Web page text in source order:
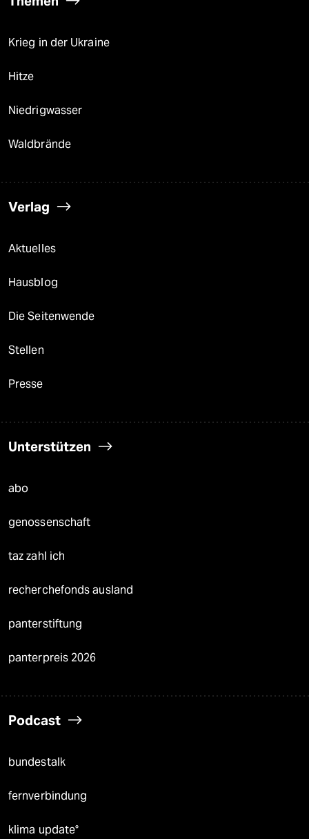
Krieg in der Ukraine
Hitze
Niedrigwasser
Waldbrände
Verlag
Aktuelles
Hausblog
Die Seitenwende
Stellen
Presse
Unterstützen
abo
genossenschaft
taz zahl ich
recherchefonds ausland
panterstiftung
panterpreis 2026
Podcast
bundestalk
fernverbindung
klima update°